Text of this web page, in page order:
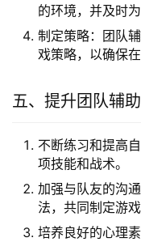
的环境，并及时
制定策略：团队
戏策略，以确保
五、提升团队辅
不断练习和提高
项技能和战术。
加强与队友的沟
法，共同制定游戏
培养良好的心理